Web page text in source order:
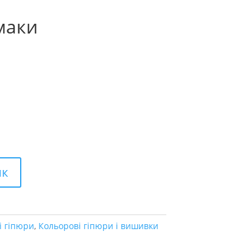
гіпюри, Кольорові гіпюри і вишивки